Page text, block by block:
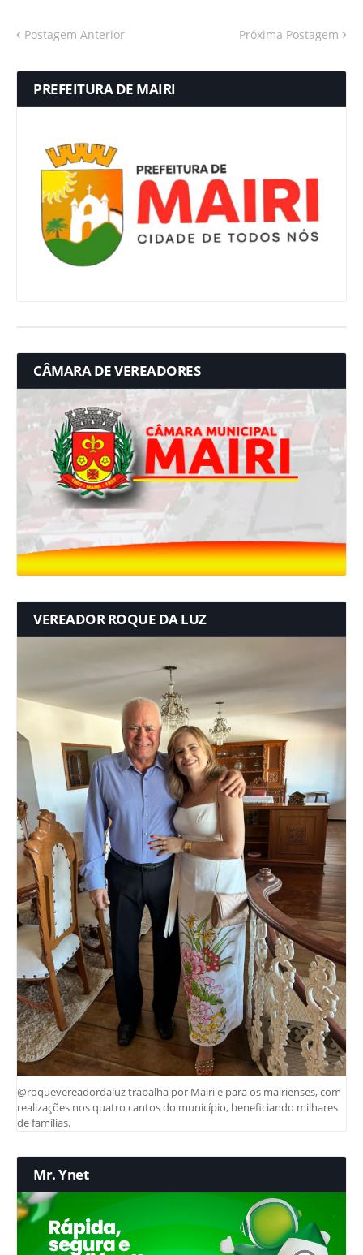
Postagem Anterior Próxima Postagem
PREFEITURA DE MAIRI
CÂMARA DE VEREADORES
VEREADOR ROQUE DA LUZ
@roquevereadordaluz trabalha por Mairi e para os mairienses, com
realizações nos quatro cantos do município, beneficiando milhares
de famílias.
Mr. Ynet